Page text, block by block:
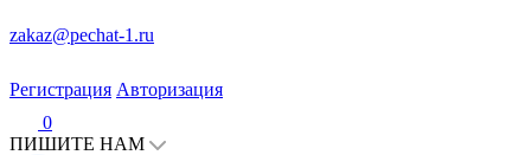
zakaz@pechat-1.ru
Регистрация Авторизация
0
ПИШИТЕ НАМ